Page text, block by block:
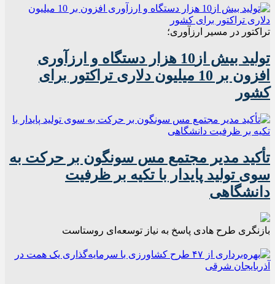
تراکتور در مسیر ارزآوری؛
تولید بیش از10 هزار دستگاه و ارزآوری
افزون بر 10 میلیون دلاری تراکتور برای
کشور
تأکید مدیر مجتمع مس سونگون بر حرکت به
سوی تولید پایدار با تکیه بر ظرفیت
دانشگاهی
بازنگری طرح‌ هادی پاسخ به نیاز توسعه‌ای روستاست